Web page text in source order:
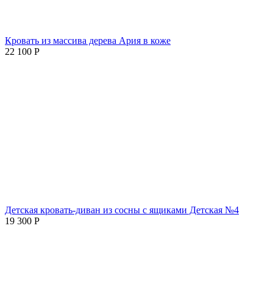
Кровать из массива дерева Ария в коже
22 100 Р
Детская кровать-диван из сосны с ящиками Детская №4
19 300 Р